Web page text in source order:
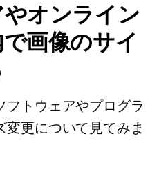
オンライン
画像のサイ
フトウェアやプログラ
変更について見てみま